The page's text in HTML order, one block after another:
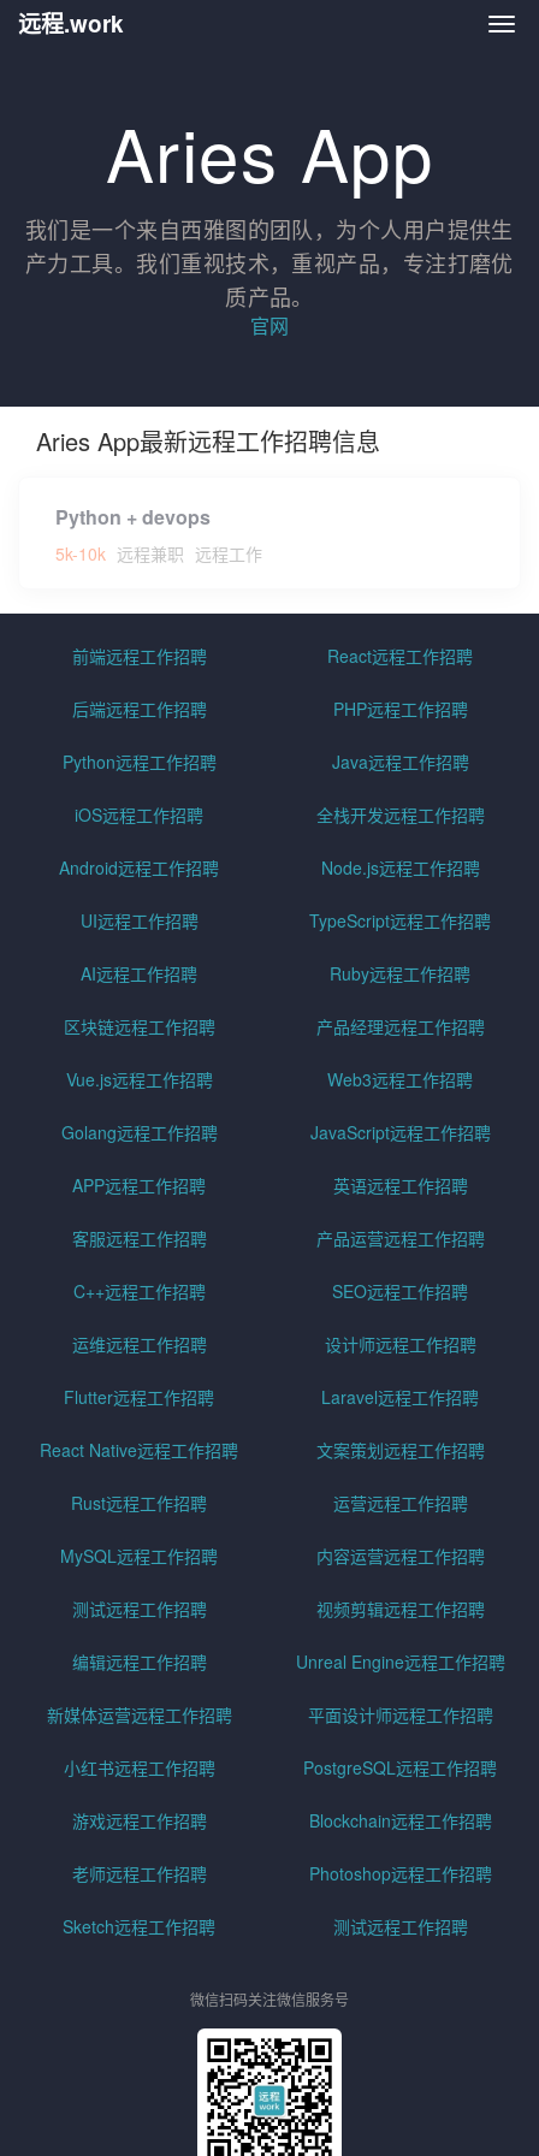
远
远程.work
Aries App
我们是一个来自西雅图的团队，为个人用户提供生
产力工具。我们重视技术，重视产品，专注打磨优
质产品。
官网
Aries App最新远程工作招聘信息
Python + devops
5k-10k 远程兼职 远程工作
前端远程工作招聘 React远程工作招聘
后端远程工作招聘 PHP远程工作招聘
Python远程工作招聘 Java远程工作招聘
iOS远程工作招聘 全栈开发远程工作招聘
Android远程工作招聘 Node.js远程工作招聘
UI远程工作招聘 TypeScript远程工作招聘
AI远程工作招聘 Ruby远程工作招聘
区块链远程工作招聘 产品经理远程工作招聘
Vue.js远程工作招聘 Web3远程工作招聘
Golang远程工作招聘 JavaScript远程工作招聘
APP远程工作招聘 英语远程工作招聘
客服远程工作招聘 产品运营远程工作招聘
C++远程工作招聘 SEO远程工作招聘
运维远程工作招聘 设计师远程工作招聘
Flutter远程工作招聘 Laravel远程工作招聘
React Native远程工作招聘 文案策划远程工作招聘
Rust远程工作招聘 运营远程工作招聘
MySQL远程工作招聘 内容运营远程工作招聘
测试远程工作招聘 视频剪辑远程工作招聘
编辑远程工作招聘 Unreal Engine远程工作招聘
新媒体运营远程工作招聘 平面设计师远程工作招聘
小红书远程工作招聘 PostgreSQL远程工作招聘
游戏远程工作招聘 Blockchain远程工作招聘
老师远程工作招聘 Photoshop远程工作招聘
Sketch远程工作招聘 测试远程工作招聘
微信扫码关注微信服务号